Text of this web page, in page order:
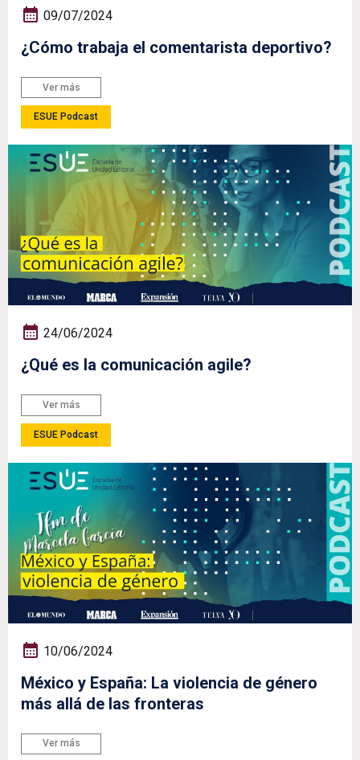
09/07/2024
¿Cómo trabaja el comentarista deportivo?
Ver más
ESUE Podcast
24/06/2024
¿Qué es la comunicación agile?
Ver más
ESUE Podcast
10/06/2024
México y España: La violencia de género
más allá de las fronteras
Ver más